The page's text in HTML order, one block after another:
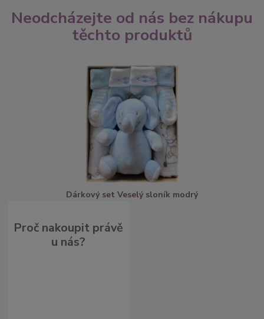
Neodcházejte od nás bez nákupu
těchto produktů
Dárkový set Veselý sloník modrý
Proč nakoupit právě
u nás?